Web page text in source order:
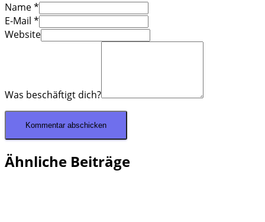
Name*
E-Mail *
Website
Was beschäftigt dich?
Ähnliche Beiträge